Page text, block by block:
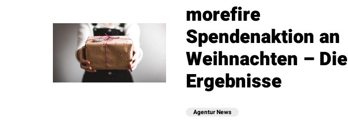
morefire
Spendenaktion an
Weihnachten – Die
Ergebnisse
Agentur News